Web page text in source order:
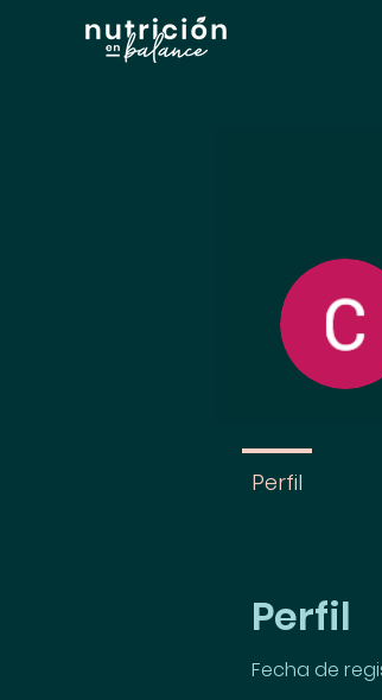
Perfil
Fecha de
Perfil